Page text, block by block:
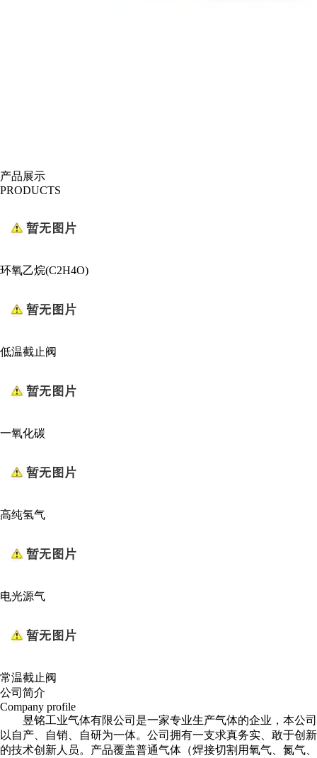
产品展示
PRODUCTS
环氧乙烷(C2H4O)
低温截止阀
一氧化碳
高纯氢气
电光源气
常温截止阀
公司简介
Company profile
昱铭工业气体有限公司是一家专业生产气体的企业，本公司
以自产、自销、自研为一体。公司拥有一支求真务实、敢于创新
的技术创新人员。产品覆盖普通气体（焊接切割用氧气、氮气、